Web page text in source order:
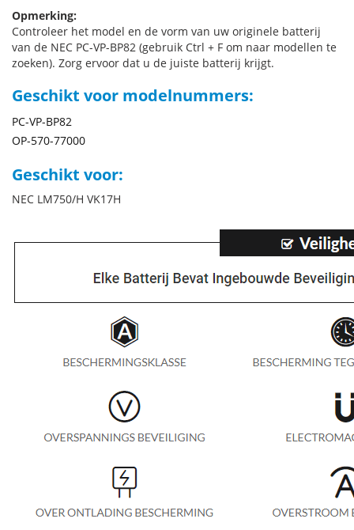
Opmerking:
Controleer het model en de vorm van uw originele batterij
van de NEC PC-VP-BP82 (gebruik Ctrl + F om naar modellen te
zoeken). Zorg ervoor dat u de juiste batterij krijgt.
Geschikt voor modelnummers:
PC-VP-BP82
OP-570-77000
Geschikt voor:
NEC LM750/H VK17H